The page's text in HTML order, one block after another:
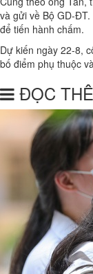
và gửi về Bộ GD-
để tiến hành chấm.
Dự kiến ngày 22-8,
bố điểm phụ thuộc
ĐỌC